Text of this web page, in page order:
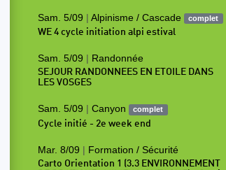
Sam. 5/09 | Alpinisme / Cascade complet
WE 4 cycle initiation alpi estival
Sam. 5/09 | Randonnée
SEJOUR RANDONNEES EN ETOILE DANS
LES VOSGES
Sam. 5/09 | Canyon complet
Cycle initié - 2e week end
Mar. 8/09 | Formation / Sécurité
Carto Orientation 1 (3.3 ENVIRONNEMENT